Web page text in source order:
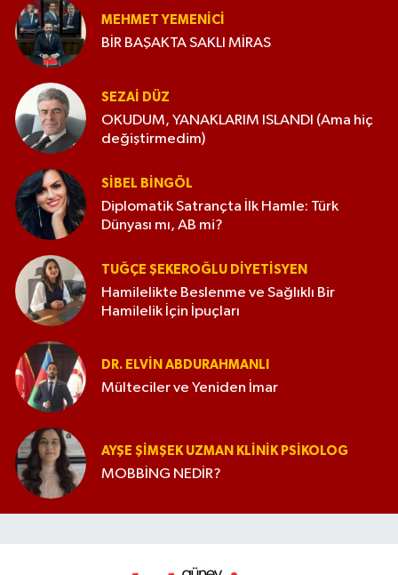
MEHMET YEMENICI
BİR BAŞAKTA SAKLI MİRAS
SEZAI DÜZ
OKUDUM, YANAKLARIM ISLANDI (Ama hiç
değiştirmedim)
SIBEL BINGÖL
Diplomatik Satrançta İlk Hamle: Türk
Dünyası mı, AB mi?
TUĞÇE ŞEKEROĞLU DIYETISYEN
Hamilelikte Beslenme ve Sağlıklı Bir
Hamilelik İçin İpuçları
DR. ELVIN ABDURAHMANLI
Mülteciler ve Yeniden İmar
AYŞE ŞIMŞEK UZMAN KLINIK PSIKOLOG
MOBBİNG NEDİR?